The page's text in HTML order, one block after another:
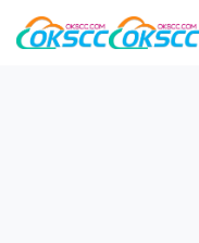
跳转到帖子